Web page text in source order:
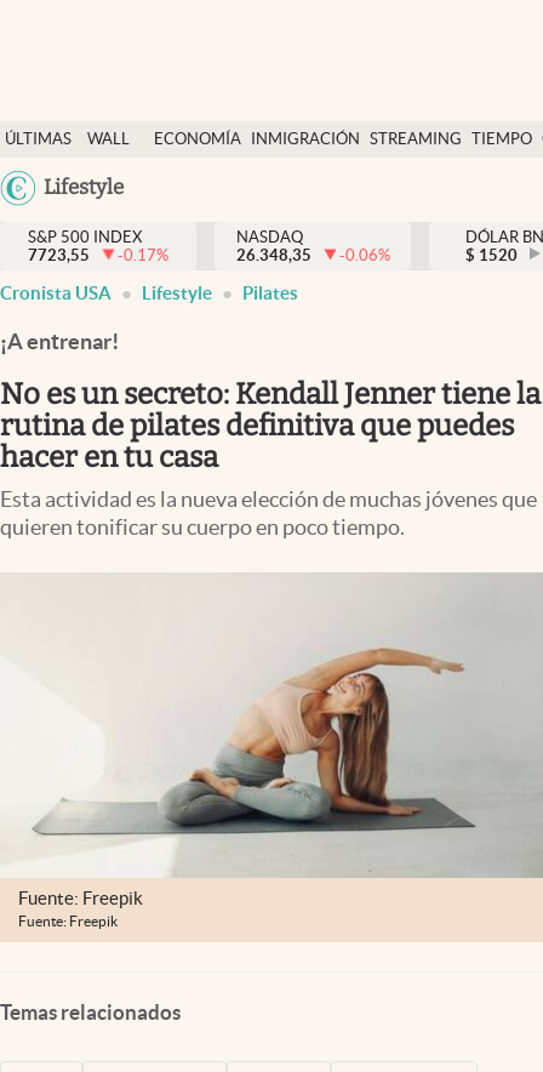
ÚLTIMAS
NOTICIAS
WALL
Y
DÓLAR
ECONOMÍA INMIGRACIÓN STREAMING TIEMPO
México
Lifestyle
Finanzas y economía
Wall Street y dólar
Inmigración
Espiritual
Streaming
PC y mobile
S&P 500 INDEX
7723,55
-0.17%
NASDAQ
26.348,35
-0.06%
DÓLAR
$ 1520
Cronista USA Lifestyle Pilates
¡A entrenar!
No es un secreto: Kendall Jenner tiene la
rutina de pilates definitiva que puedes
hacer en tu casa
Esta actividad es la nueva elección de muchas jóvenes que
quieren tonificar su cuerpo en poco tiempo.
Fuente: Freepik
Fuente: Freepik
Temas relacionados